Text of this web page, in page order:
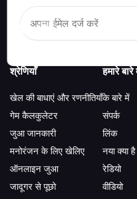
श्रेणियाँ
खेल की बाधाएं और रणनीतियाँ
गेम कैलकुलेटर
जुआ जानकारी
मनोरंजन के लिए खेलिए
ऑनलाइन जुआ
जादूगर से पूछो
हमारे बारे
के बारे में
संपर्क
लिंक
नया क्या है
रेडियो
वीडियो